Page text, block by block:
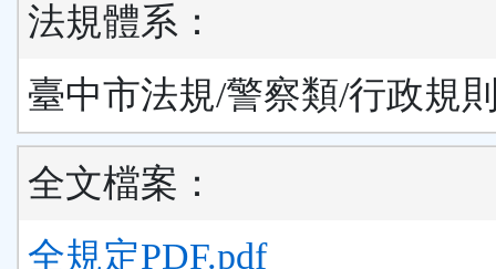
法規體系：
臺中市法規/警察類/行政規
全文檔案：
全規定PDF.pdf